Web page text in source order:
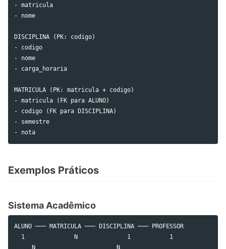
- matricula
- nome
DISCIPLINA (PK: codigo)
- codigo
- nome
- carga_horaria
MATRICULA (PK: matricula + codigo)
- matricula (FK para ALUNO)
- codigo (FK para DISCIPLINA)
- semestre
Exemplos Práticos
Sistema Acadêmico
ALUNO ─── MATRICULA ─── DISCIPLINA ─── PROFESSOR
  1              N              1           1